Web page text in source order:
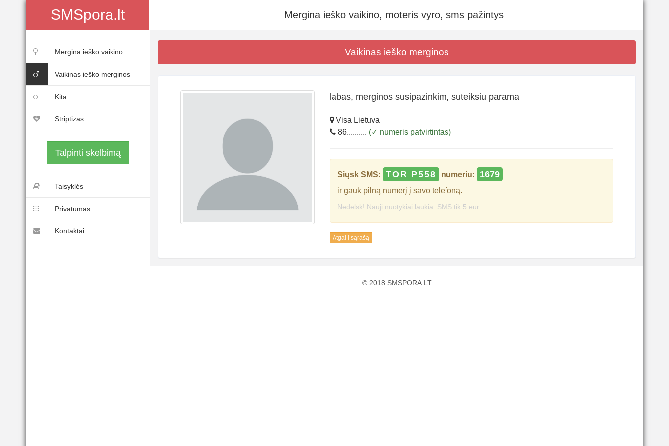
SMSpora.lt Mergina ieško vaikino, moteris vyro, sms pažintys
Mergina ieško vaikino
Vaikinas ieško merginos
Kita
Striptizas
Talpinti skelbimą
Taisyklės
Privatumas
Kontaktai
Vaikinas ieško merginos
labas, merginos susipazinkim, suteiksiu parama
Visa Lietuva
86.......... (✓ numeris patvirtintas)
Siųsk SMS: TOR P558 numeriu: 1679
ir gauk pilną numerį į savo telefoną.
Nedelsk! Nauji nuotykiai laukia. SMS tik 5 eur.
Atgal į sąrašą
© 2018 SMSPORA.LT